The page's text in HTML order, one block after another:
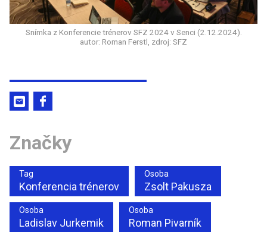
Snímka z Konferencie trénerov SFZ 2024 v Senci (2.12.2024).
autor: Roman Ferstl, zdroj: SFZ
Značky
Tag
Konferencia trénerov
Osoba
Zsolt Pakusza
Osoba
Ladislav Jurkemik
Osoba
Roman Pivarník